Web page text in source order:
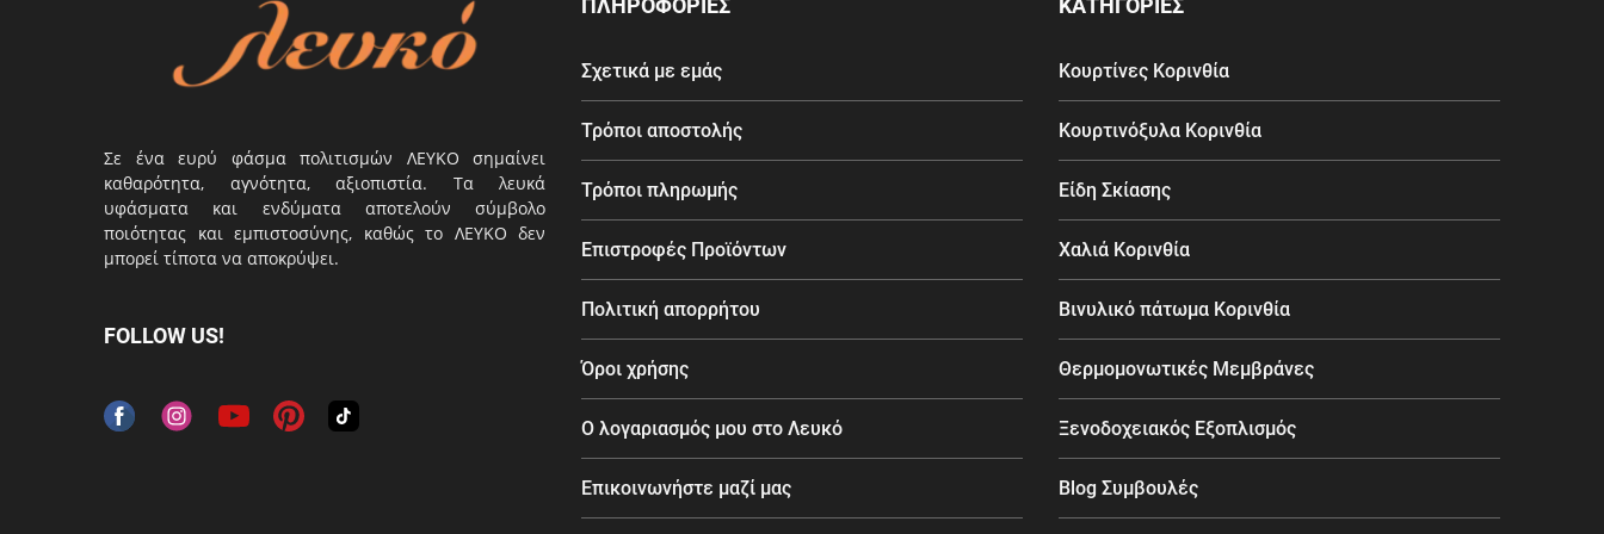
Σε ένα ευρύ φάσμα πολιτισμών ΛΕΥΚΟ σημαίνει
καθαρότητα, αγνότητα, αξιοπιστία. Τα λευκά
υφάσματα και ενδύματα αποτελούν σύμβολο
ποιότητας και εμπιστοσύνης, καθώς το ΛΕΥΚΟ δεν
μπορεί τίποτα να αποκρύψει.
FOLLOW US!
ΠΛΗΡΟΦΟΡΙΕΣ
Σχετικά με εμάς
Τρόποι αποστολής
Τρόποι πληρωμής
Επιστροφές Προϊόντων
Πολιτική απορρήτου
Όροι χρήσης
Ο λογαριασμός μου στο Λευκό
Επικοινωνήστε μαζί μας
ΚΑΤΗΓΟΡΙΕΣ
Κουρτίνες Κορινθία
Κουρτινόξυλα Κορινθία
Είδη Σκίασης
Χαλιά Κορινθία
Βινυλικό πάτωμα Κορινθία
Θερμομονωτικές Μεμβράνες
Ξενοδοχειακός Εξοπλισμός
Blog Συμβουλές